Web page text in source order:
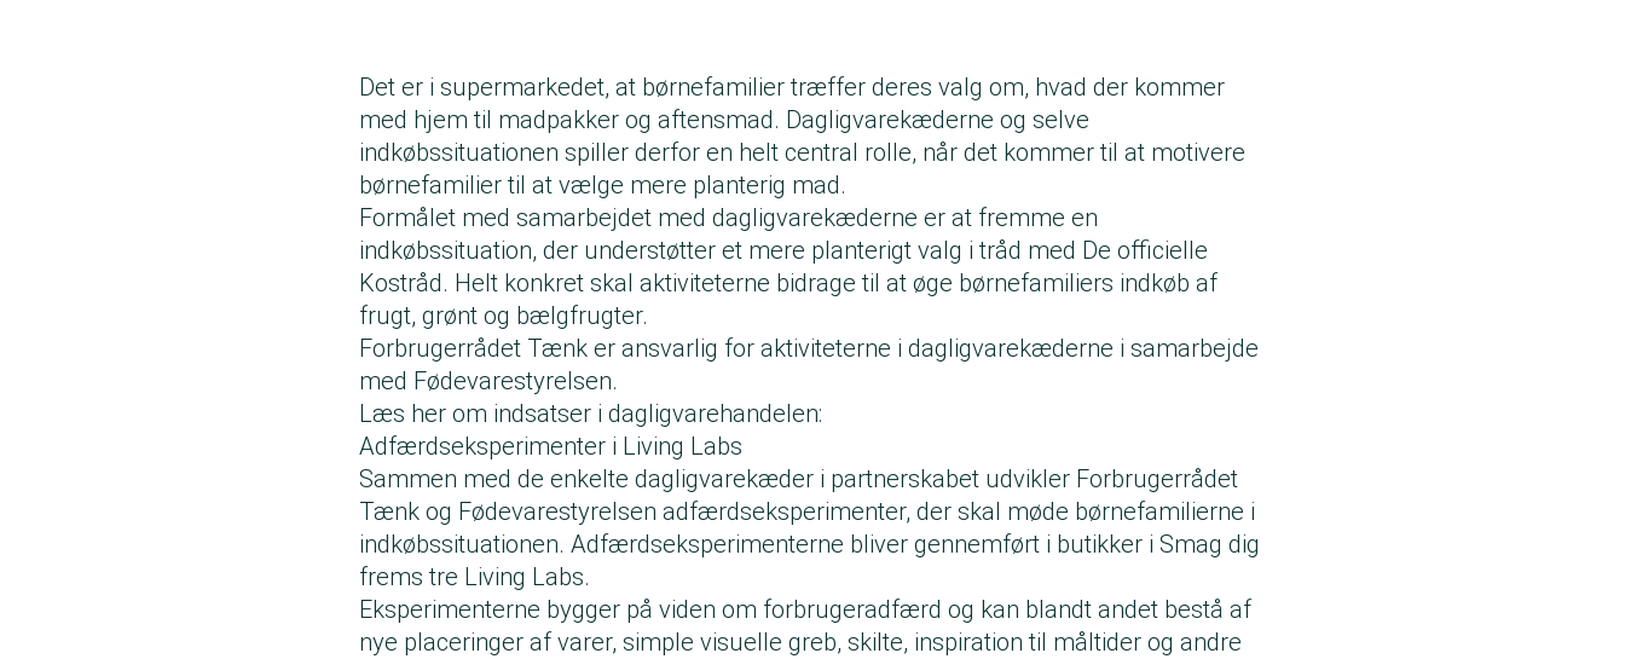
Det er i supermarkedet, at børnefamilier træffer deres valg om, hvad der kommer
med hjem til madpakker og aftensmad. Dagligvarekæderne og selve
indkøbssituationen spiller derfor en helt central rolle, når det kommer til at motivere
børnefamilier til at vælge mere planterig mad.
Formålet med samarbejdet med dagligvarekæderne er at fremme en
indkøbssituation, der understøtter et mere planterigt valg i tråd med De officielle
Kostråd. Helt konkret skal aktiviteterne bidrage til at øge børnefamiliers indkøb af
frugt, grønt og bælgfrugter.
Forbrugerrådet Tænk er ansvarlig for aktiviteterne i dagligvarekæderne i samarbejde
med Fødevarestyrelsen.
Læs her om indsatser i dagligvarehandelen:
Adfærdseksperimenter i Living Labs
Sammen med de enkelte dagligvarekæder i partnerskabet udvikler Forbrugerrådet
Tænk og Fødevarestyrelsen adfærdseksperimenter, der skal møde børnefamilierne i
indkøbssituationen. Adfærdseksperimenterne bliver gennemført i butikker i Smag dig
fremstre Living Labs.
Eksperimenterne bygger på viden om forbrugeradfærd og kan blandt andet bestå af
nye placeringer af varer, simple visuelle greb, skilte, inspiration til måltider og andre